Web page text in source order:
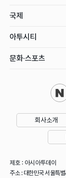
국제
아투시티
문화·스포츠
회사소개
제호 : 아시아투데이
주소 : 대한민국 서울특